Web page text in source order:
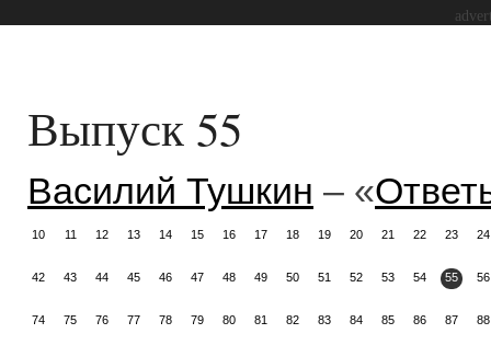
Выпуск 55
Василий Тушкин – «
10 11 12 13 14 15 16 17 18 19 20 21 22 23 24
42 43 44 45 46 47 48 49 50 51 52 53 54 55 56
74 75 76 77 78 79 80 81 82 83 84 85 86 87 88